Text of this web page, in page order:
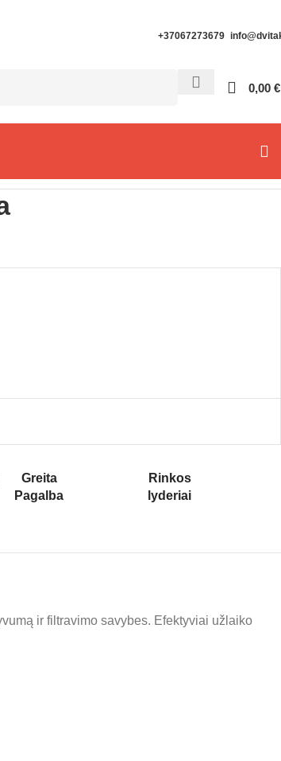
+37067273679
0,00 €
Greita
Pagalba
Rinkos
lyderiai
ir filtravimo savybes. Efektyviai užlaiko